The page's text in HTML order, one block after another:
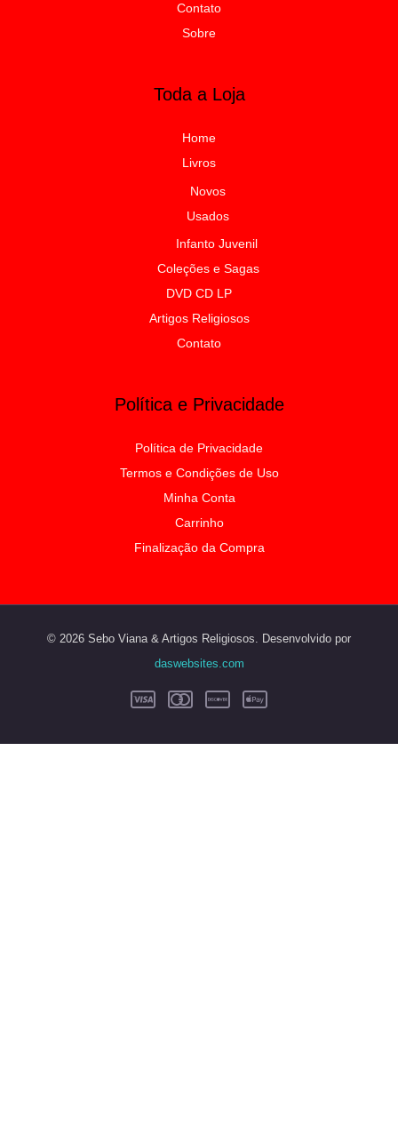
Contato
Sobre
Toda a Loja
Home
Livros
Novos
Usados
Infanto Juvenil
Coleções e Sagas
DVD CD LP
Artigos Religiosos
Contato
Política e Privacidade
Política de Privacidade
Termos e Condições de Uso
Minha Conta
Carrinho
Finalização da Compra
© 2026 Sebo Viana & Artigos Religiosos. Desenvolvido por
daswebsites.com